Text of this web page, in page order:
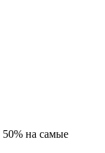
на самые